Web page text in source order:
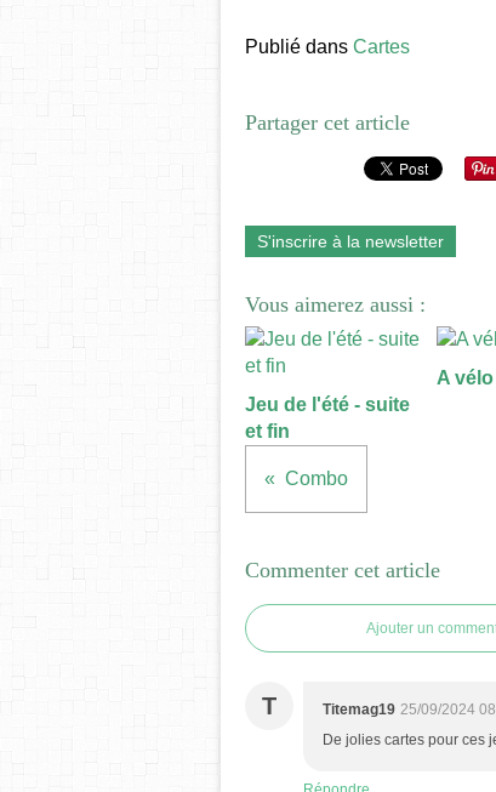
Publié dans Cartes
Partager cet article
S'inscrire à la newsletter
Vous aimerez aussi :
Jeu de l'été - suite
et fin
A vélo
Combo
Commenter cet article
Ajouter un
T Titemag19 25/09/2024
De jolies cartes pour ces